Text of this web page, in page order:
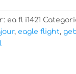
ea fl i1421
, eagle flight,